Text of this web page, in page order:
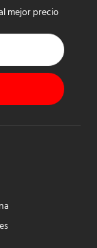
mejor precio